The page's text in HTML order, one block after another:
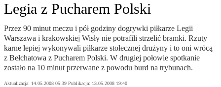
Legia z Pucharem Polski
Przez 90 minut meczu i pół godziny dogrywki piłkarze Legii
Warszawa i krakowskiej Wisły nie potrafili strzelić bramki. Rzuty
karne lepiej wykonywali piłkarze stołecznej drużyny i to oni wrócą
z Bełchatowa z Pucharem Polski. W drugiej połowie spotkanie
zostało na 10 minut przerwane z powodu burd na trybunach.
Aktualizacja: 14.05.2008 05:39 Publikacja: 13.05.2008 19:40